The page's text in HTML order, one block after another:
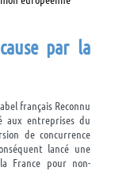
par la
français Reconnu
aux entreprises du
de concurrence
lancé une
France pour non-